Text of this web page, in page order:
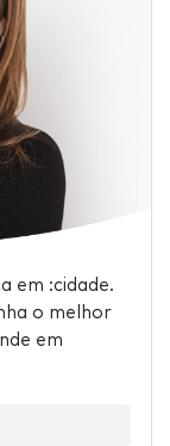
em :cidade.
o melhor
em